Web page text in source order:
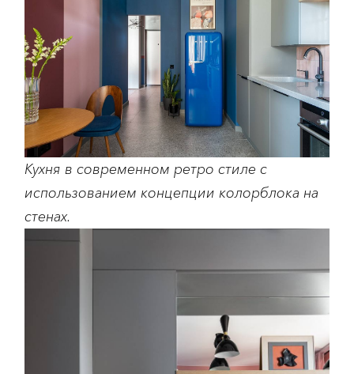
Кухня в современном ретро стиле с
использованием концепции колорблока на
стенах.